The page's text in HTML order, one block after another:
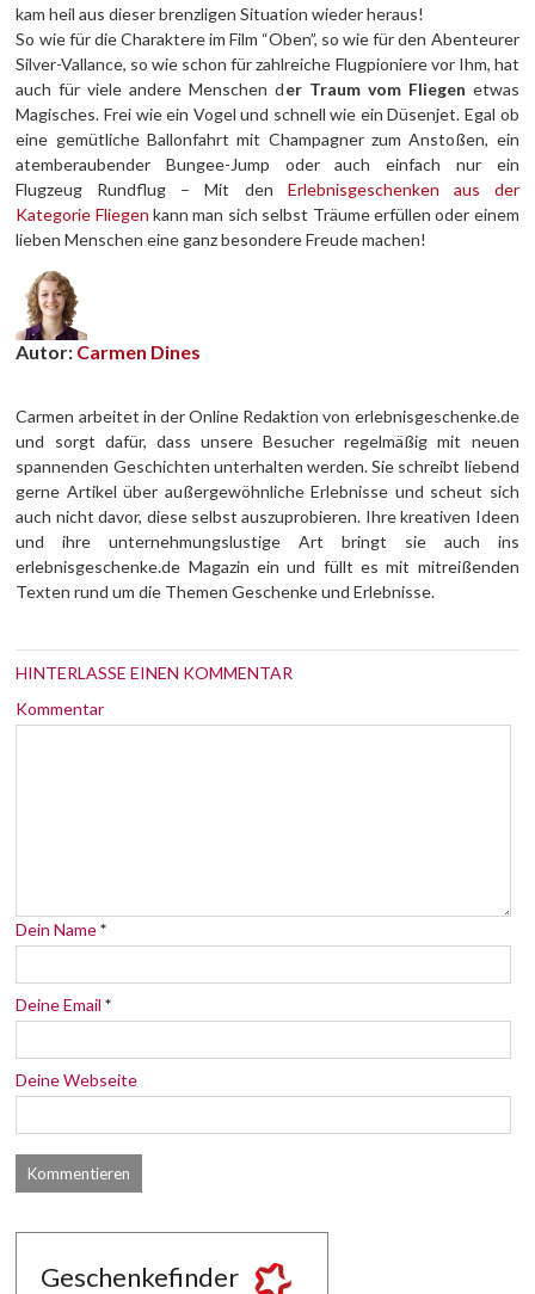
kam heil aus dieser brenzligen Situation wieder heraus!
So wie für die Charaktere im Film “Oben”, so wie für den Abenteurer
Silver-Vallance, so wie schon für zahlreiche Flugpioniere vor Ihm, hat
auch für viele andere Menschen der Traum vom Fliegen etwas
Magisches. Frei wie ein Vogel und schnell wie ein Düsenjet. Egal ob
eine gemütliche Ballonfahrt mit Champagner zum Anstoßen, ein
atemberaubender Bungee-Jump oder auch einfach nur ein
Flugzeug Rundflug – Mit den Erlebnisgeschenken aus der
Kategorie Fliegen kann man sich selbst Träume erfüllen oder einem
lieben Menschen eine ganz besondere Freude machen!
Autor: Carmen Dines
Carmen arbeitet in der Online Redaktion von erlebnisgeschenke.de
und sorgt dafür, dass unsere Besucher regelmäßig mit neuen
spannenden Geschichten unterhalten werden. Sie schreibt liebend
gerne Artikel über außergewöhnliche Erlebnisse und scheut sich
auch nicht davor, diese selbst auszuprobieren. Ihre kreativen Ideen
und ihre unternehmungslustige Art bringt sie auch ins
erlebnisgeschenke.de Magazin ein und füllt es mit mitreißenden
Texten rund um die Themen Geschenke und Erlebnisse.
HINTERLASSE EINEN KOMMENTAR
Kommentar
Dein Name *
Deine Email *
Deine Webseite
Geschenkefinder